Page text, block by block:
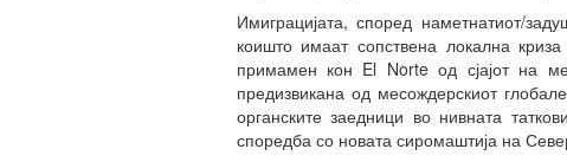
Имиграцијата, според наметнатиот/
коишто имаат сопствена локална
примамен кон El Norte од сјајот на
предизвикана од месождерскиот
органските заедници во нивната
споредба со новата сиромаштија на